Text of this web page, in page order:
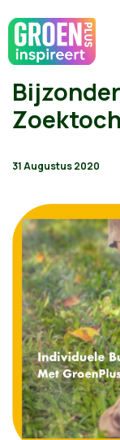
31 Augustus 2020